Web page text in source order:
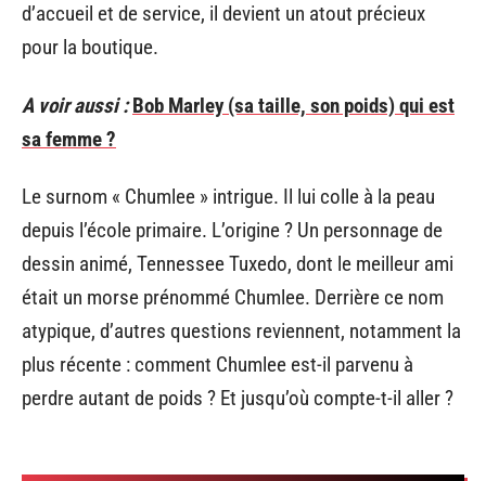
d’accueil et de service, il devient un atout précieux
pour la boutique.
A voir aussi : Bob Marley (sa taille, son poids) qui est
sa femme ?
Le surnom « Chumlee » intrigue. Il lui colle à la peau
depuis l’école primaire. L’origine ? Un personnage de
dessin animé, Tennessee Tuxedo, dont le meilleur ami
était un morse prénommé Chumlee. Derrière ce nom
atypique, d’autres questions reviennent, notamment la
plus récente : comment Chumlee est-il parvenu à
perdre autant de poids ? Et jusqu’où compte-t-il aller ?